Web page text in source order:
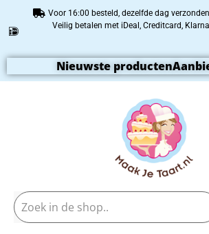
Voor 16:00 besteld, dezelfde dag verzonden
Veilig betalen met iDeal, Creditcard,
Nieuwste producten